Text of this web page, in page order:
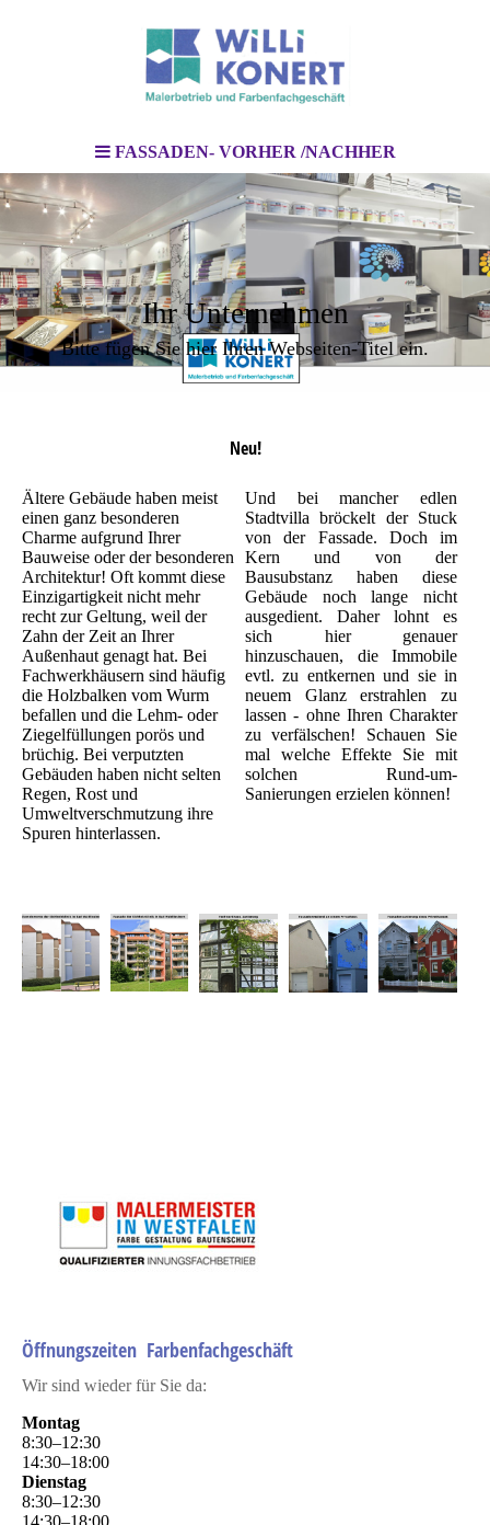
FASSADEN- VORHER /NACHHER
Ihr Unternehmen
Bitte fügen Sie hier Ihren Webseiten-Titel ein.
Neu!
Ältere Gebäude haben meist
einen ganz besonderen
Charme aufgrund Ihrer
Bauweise oder der besonderen
Architektur! Oft kommt diese
Einzigartigkeit nicht mehr
recht zur Geltung, weil der
Zahn der Zeit an Ihrer
Außenhaut genagt hat. Bei
Fachwerkhäusern sind häufig
die Holzbalken vom Wurm
befallen und die Lehm- oder
Ziegelfüllungen porös und
brüchig. Bei verputzten
Gebäuden haben nicht selten
Regen, Rost und
Umweltverschmutzung ihre
Spuren hinterlassen.
Und bei mancher edlen
Stadtvilla bröckelt der Stuck
von der Fassade. Doch im
Kern und von der
Bausubstanz haben diese
Gebäude noch lange nicht
ausgedient. Daher lohnt es
sich hier genauer
hinzuschauen, die Immobile
evtl. zu entkernen und sie in
neuem Glanz erstrahlen zu
lassen - ohne Ihren Charakter
zu verfälschen! Schauen Sie
mal welche Effekte Sie mit
solchen Rund-um-
Sanierungen erzielen können!
Öffnungszeiten Farbenfachgeschäft
Wir sind wieder für Sie da:
Montag
8:30–12:30
14:30–18:00
Dienstag
8:30–12:30